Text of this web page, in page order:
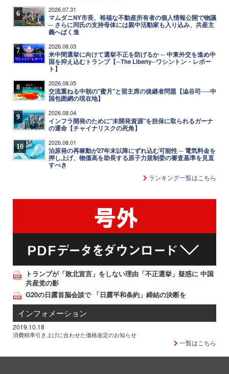
6 2026.07.31
マムダニNY市長、裕福な不動産所有者の個人情報公開で物議
─ さらに同氏の支持母体には親中活動家も入り込み、共産主
義へばく進
7 2026.08.03
米中間選挙に向けて選挙不正を防げるか ─ 中東外交を進め中
国を抑え込むトランプ【─The Liberty─ワシントン・レポー
ト】
8 2026.08.05
交流重ねる中朝の"蜜月"と習主席の後継者問題【澁谷司──中
国包囲網の現在地】
9 2026.08.04
インフラ開発のために"未開発資源"を担保に取られるガーナ
の運命【チャイナリスクの死角】
10 2026.08.01
泊原発の再稼動が27年末以降にずれ込む可能性 ─ 電気料金を
押し上げ、物価高を助長する原子力規制委の審査基準を見直
すべき
ランキング一覧はこちら
トランプが「敗北宣言」をしない理由「不正選挙」疑惑に 中国
共産党の影
G20の日露首脳会談で 「日露平和条約」締結の決断を
インフォメーション
2019.10.18
消費税率引き上げに合わせた価格改定のお知らせ
一覧はこちら